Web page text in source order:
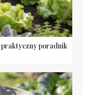
praktyczny poradnik